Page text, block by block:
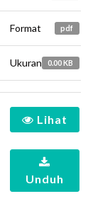
Format pdf
Ukuran 0.00 KB
Lihat
Unduh